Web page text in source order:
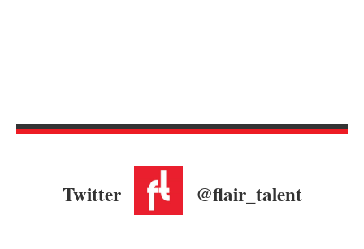
Twitter @flair_talent